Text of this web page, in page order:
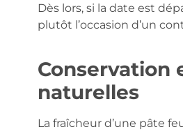
Dès lors, si la date est
plutôt l’occasion d’un
Conservation
naturelles
La fraîcheur d’une pâte